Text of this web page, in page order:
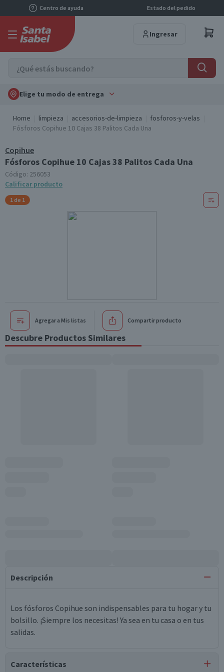
Centro de ayuda Estado del pedido
Ingresar
Elige tu modo de entrega
Home limpieza accesorios-de-limpieza
fosforos-y-velas
Fósforos Copihue 10 Cajas 38 Palitos Cada Una
Copihue
Fósforos Copihue 10 Cajas 38 Palitos Cada Una
Código: 256053
Calificar producto
1 de 1
Agregar a Mis listas Compartir producto
Descubre Productos Similares
Descripción
Los fósforos Copihue son indispensables para tu hogar y tu
bolsillo. ¡Siempre los necesitas! Ya sea en tu casa o en tus
salidas.
Características